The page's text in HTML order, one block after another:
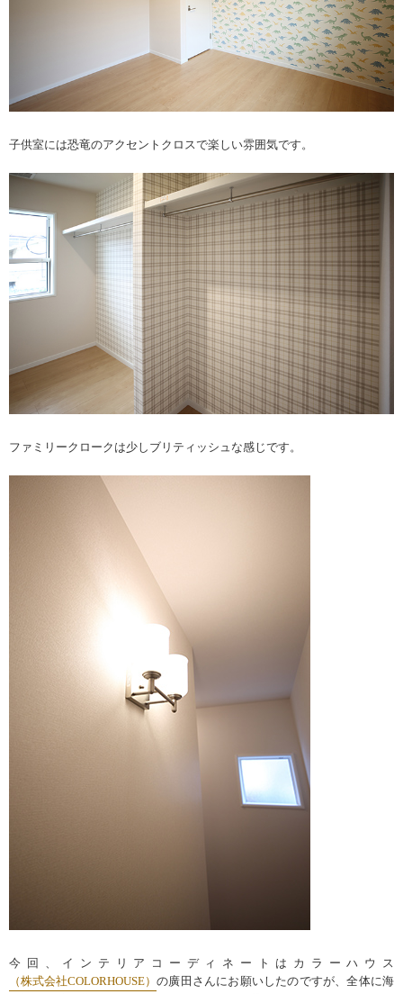
子供室には恐竜のアクセントクロスで楽しい雰囲気です。
ファミリークロークは少しブリティッシュな感じです。
今回、インテリアコーディネートはカラーハウス
（株式会社COLORHOUSE） の廣田さんにお願いしたのですが、全体に海